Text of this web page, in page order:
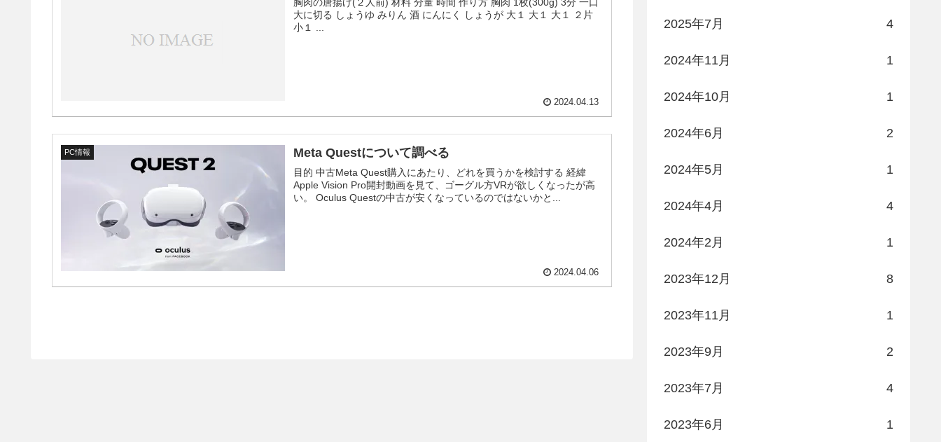
大に切る しょうゆ みりん 酒 にんにく しょうが 大１ 大１ 大１ ２片
小１ ...
2024.04.13
PC情報 Meta Questについて調べる
目的 中古Meta Quest購入にあたり、どれを買うかを検討する 経緯
Apple Vision Pro開封動画を見て、ゴーグル方VRが欲しくなったが高
い。 Oculus Questの中古が安くなっているのではないかと...
2024.04.06
2025年7月 4
2024年11月 1
2024年10月 1
2024年6月 2
2024年5月 1
2024年4月 4
2024年2月 1
2023年12月 8
2023年11月 1
2023年9月 2
2023年7月 4
2023年6月 1